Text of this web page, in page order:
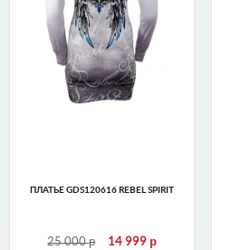
ПЛАТЬЕ GDS120616 REBEL SPIRIT
25 000р 14 999р